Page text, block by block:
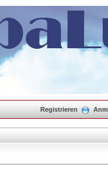
Registrieren